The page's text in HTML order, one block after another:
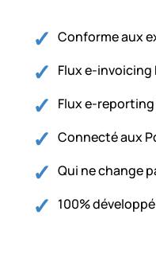
Conforme aux
Flux e-invoicing
Flux e-
Connecté aux
Qui ne change
100%